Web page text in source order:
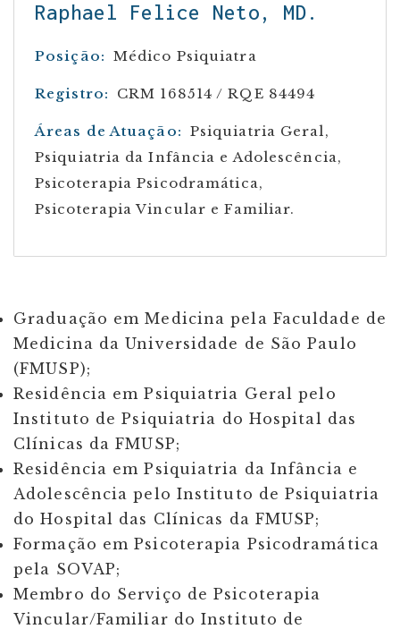
Raphael Felice Neto, MD.
Posição: Médico Psiquiatra
Registro: CRM 168514 / RQE 84494
Áreas de Atuação: Psiquiatria Geral,
Psiquiatria da Infância e Adolescência,
Psicoterapia Psicodramática,
Psicoterapia Vincular e Familiar.
Graduação em Medicina pela Faculdade de
Medicina da Universidade de São Paulo
(FMUSP);
Residência em Psiquiatria Geral pelo
Instituto de Psiquiatria do Hospital das
Clínicas da FMUSP;
Residência em Psiquiatria da Infância e
Adolescência pelo Instituto de Psiquiatria
do Hospital das Clínicas da FMUSP;
Formação em Psicoterapia Psicodramática
pela SOVAP;
Membro do Serviço de Psicoterapia
Vincular/Familiar do Instituto de